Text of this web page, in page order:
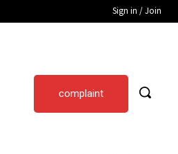
Sign in / Join
complaint